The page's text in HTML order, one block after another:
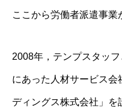
ここから労働者派遣事業
2008年，テンプスタッ
にあった人材サービス
ディングス株式会社」を